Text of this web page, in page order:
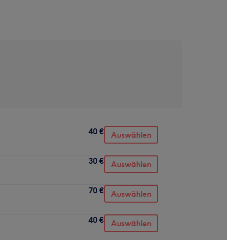
40 € Auswählen
30 € Auswählen
70 € Auswählen
40 € Auswählen